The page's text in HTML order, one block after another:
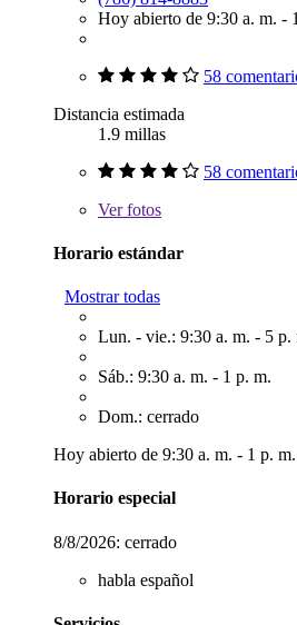
Hoy abierto de 9:30 a. m. -
58
Distancia estimada
1.9 millas
58
Verfotos
Horario estándar
Mostrar todas
Lun. - vie.: 9:30 a. m. - 5 p.
Sáb.: 9:30 a. m. - 1 p. m.
Dom.: cerrado
Hoy abierto de 9:30 a. m. - 1 p. m.
Horario especial
8/8/2026: cerrado
habla español